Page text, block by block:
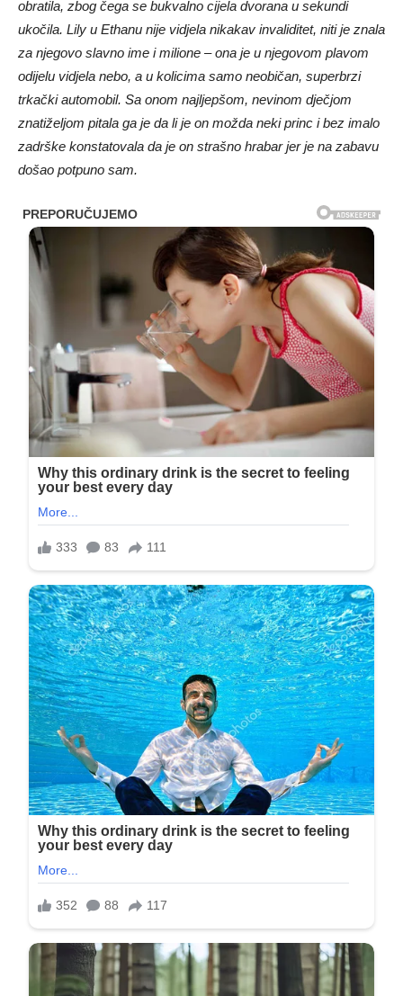
obratila, zbog čega se bukvalno cijela dvorana u sekundi
ukočila. Lily u Ethanu nije vidjela nikakav invaliditet, niti je znala
za njegovo slavno ime i milione – ona je u njegovom plavom
odijelu vidjela nebo, a u kolicima samo neobičan, superbrzi
trkački automobil. Sa onom najljepšom, nevinom dječjom
znatiželjom pitala ga je da li je on možda neki princ i bez imalo
zadrške konstatovala da je on strašno hrabar jer je na zabavu
došao potpuno sam.